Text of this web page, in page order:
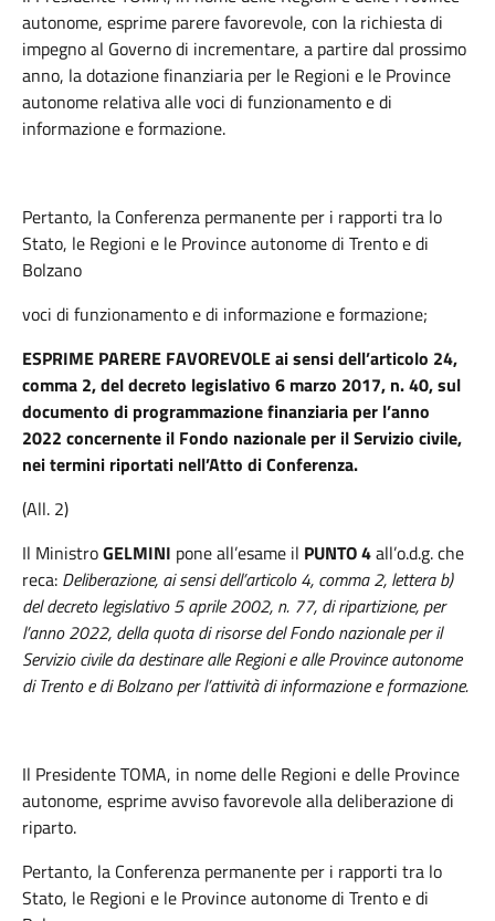
autonome, esprime parere favorevole, con la richiesta di
impegno al Governo di incrementare, a partire dal prossimo
anno, la dotazione finanziaria per le Regioni e le Province
autonome relativa alle voci di funzionamento e di
informazione e formazione.
Pertanto, la Conferenza permanente per i rapporti tra lo
Stato, le Regioni e le Province autonome di Trento e di
Bolzano
voci di funzionamento e di informazione e formazione;
ESPRIME PARERE FAVOREVOLE ai sensi dell’articolo 24,
comma 2, del decreto legislativo 6 marzo 2017, n. 40, sul
documento di programmazione finanziaria per l’anno
2022 concernente il Fondo nazionale per il Servizio civile,
nei termini riportati nell’Atto di Conferenza.
(All. 2)
Il MinistroGELMINI pone all’esame il PUNTO 4all’o.d.g. che
reca: Deliberazione, ai sensi dell’articolo 4, comma 2, lettera b)
del decreto legislativo 5 aprile 2002, n. 77, di ripartizione, per
l’anno 2022, della quota di risorse del Fondo nazionale per il
Servizio civile da destinare alle Regioni e alle Province autonome
di Trento e di Bolzano per l’attività di informazione e formazione.
Il Presidente TOMA, in nome delle Regioni e delle Province
autonome, esprime avviso favorevole alla deliberazione di
riparto.
Pertanto, la Conferenza permanente per i rapporti tra lo
Stato, le Regioni e le Province autonome di Trento e di